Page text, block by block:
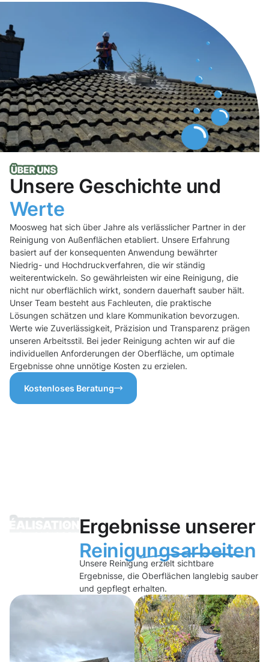
Unsere Geschichte und
Werte
Moosweg hat sich über Jahre als verlässlicher Partner in der
Reinigung von Außenflächen etabliert. Unsere Erfahrung
basiert auf der konsequenten Anwendung bewährter
Niedrig- und Hochdruckverfahren, die wir ständig
weiterentwickeln. So gewährleisten wir eine Reinigung, die
nicht nur oberflächlich wirkt, sondern dauerhaft sauber hält.
Unser Team besteht aus Fachleuten, die praktische
Lösungen schätzen und klare Kommunikation bevorzugen.
Werte wie Zuverlässigkeit, Präzision und Transparenz prägen
unseren Arbeitsstil. Bei jeder Reinigung achten wir auf die
individuellen Anforderungen der Oberfläche, um optimale
Ergebnisse ohne unnötige Kosten zu erzielen.
Kostenloses Beratung
Ergebnisse unserer
Reinigungsarbeiten
Unsere Reinigung erzielt sichtbare
Ergebnisse, die Oberflächen langlebig sauber
und gepflegt erhalten.